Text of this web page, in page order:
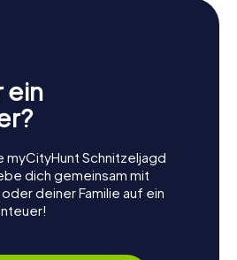
ein
myCityHunt Schnitzeljagd
dich gemeinsam mit
deiner Familie auf ein